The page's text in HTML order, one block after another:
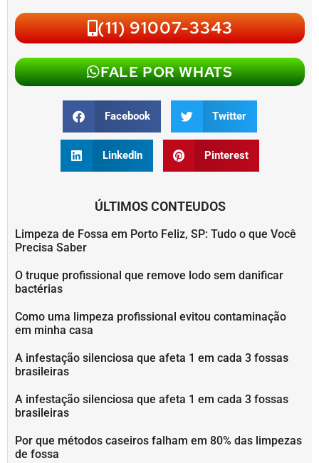
(11) 91007-3343
FALE POR WHATS
Facebook Twitter
LinkedIn Pinterest
ÚLTIMOS CONTEUDOS
Limpeza de Fossa em Porto Feliz, SP: Tudo o que Você
Precisa Saber
O truque profissional que remove lodo sem danificar
bactérias
Como uma limpeza profissional evitou contaminação
em minha casa
A infestação silenciosa que afeta 1 em cada 3 fossas
brasileiras
A infestação silenciosa que afeta 1 em cada 3 fossas
brasileiras
Por que métodos caseiros falham em 80% das limpezas
de fossa